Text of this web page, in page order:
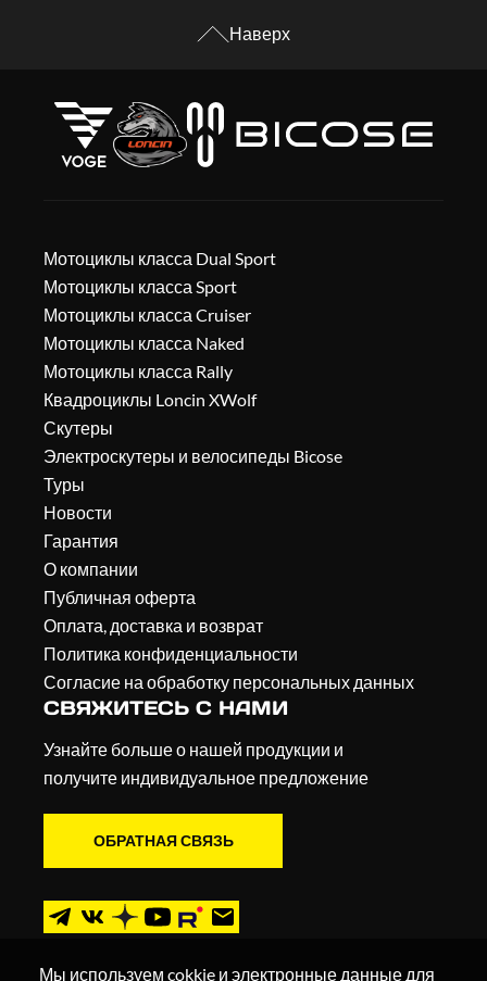
Наверх
Мотоциклы класса Dual Sport
Мотоциклы класса Sport
Мотоциклы класса Cruiser
Мотоциклы класса Naked
Мотоциклы класса Rally
Квадроциклы Loncin XWolf
Скутеры
Электроскутеры и велосипеды Bicose
Туры
Новости
Гарантия
О компании
Публичная оферта
Оплата, доставка и возврат
Политика конфиденциальности
Согласие на обработку персональных данных
СВЯЖИТЕСЬ С НАМИ
Узнайте больше о нашей продукции и
получите индивидуальное предложение
ОБРАТНАЯ СВЯЗЬ
Мы используем cokkie и электронные данные для